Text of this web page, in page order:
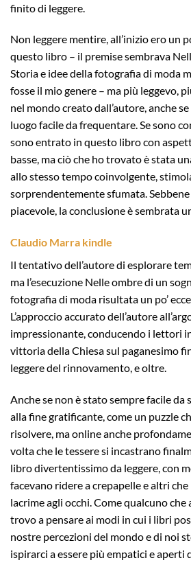
finito di leggere.
Non leggere mentire, all’inizio ero un
questo libro – il premise sembrava
Storia e idee della fotografia di moda
fosse il mio genere – ma più leggevo,
nel mondo creato dall’autore, anche
luogo facile da frequentare. Se sono
sono entrato in questo libro con
basse, ma ciò che ho trovato è stata
allo stesso tempo coinvolgente,
sorprendentemente sfumata.
piacevole, la conclusione è sembrata
Claudio Marra kindle
Il tentativo dell’autore di esplorare
ma l’esecuzione Nelle ombre di un
fotografia di moda risultata un po’
L’approccio accurato dell’autore
impressionante, conducendo i lettori
vittoria della Chiesa sul paganesimo
leggere del rinnovamento, e oltre.
Anche se non è stato sempre facile da
alla fine gratificante, come un puzzle
risolvere, ma online anche
volta che le tessere si incastrano
libro divertentissimo da leggere, con
facevano ridere a crepapelle e altri
lacrime agli occhi. Come qualcuno che
trovo a pensare ai modi in cui i libri
nostre percezioni del mondo e di noi
ispirarci a essere più empatici e aperti